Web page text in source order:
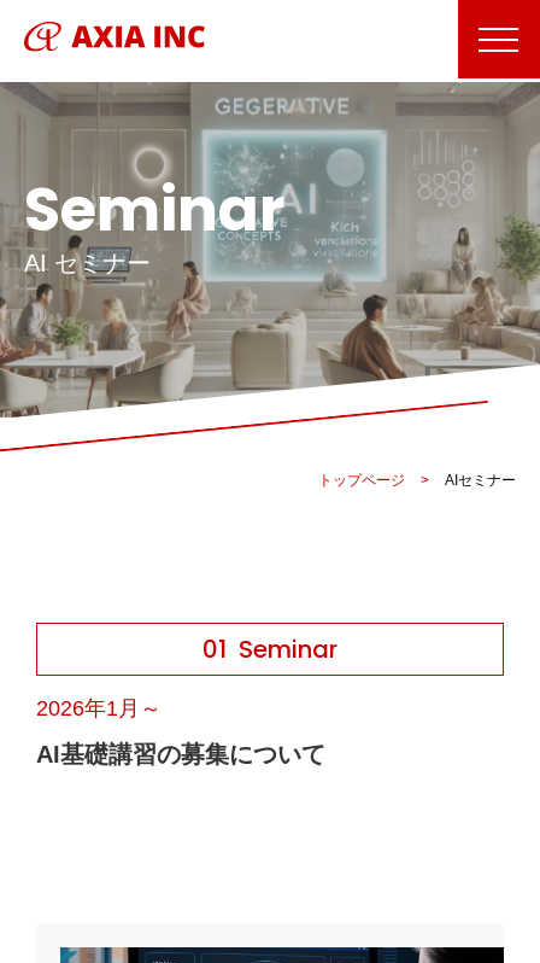
Seminar
AI セミナー
トップページ > AIセミナー
01 Seminar
2026年1月～
AI基礎講習の募集について